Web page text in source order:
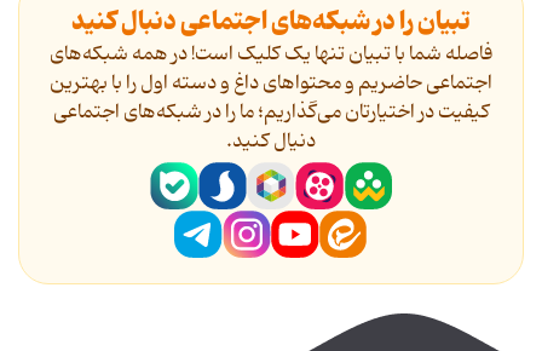
تبیان را در شبکه‌های اجتماعی دنبال کنید
فاصله شما با تبیان تنها یک کلیک است! در همه شبکه‌های
اجتماعی حاضریم و محتواهای داغ و دسته اول را با بهترین
کیفیت در اختیارتان می‌گذاریم؛ ما را در شبکه‌های اجتماعی
دنیال کنید.